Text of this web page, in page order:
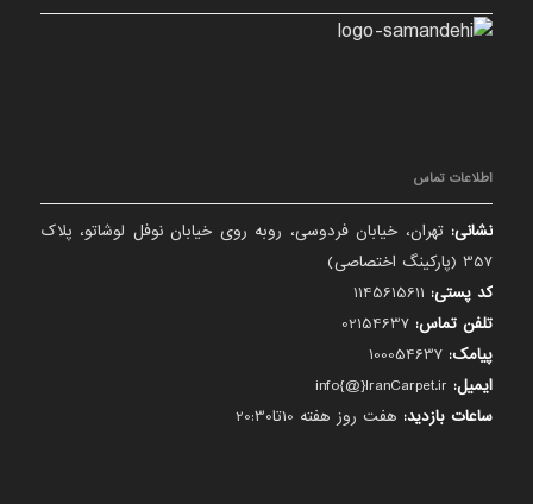
اطلاعات تماس
نشانی: تهران، خیابان فردوسی، روبه روی خیابان نوفل لوشاتو، پلاک
357 (پارکینگ اختصاصی)
کد پستی:
تلفن تماس:
پیامک:
ایمیل:
ساعات بازدید: هفت روز هفته 10تا20:30